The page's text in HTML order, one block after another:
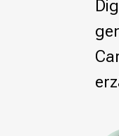
Das WikiLibrary Manifest
GLAM – Kultur- und